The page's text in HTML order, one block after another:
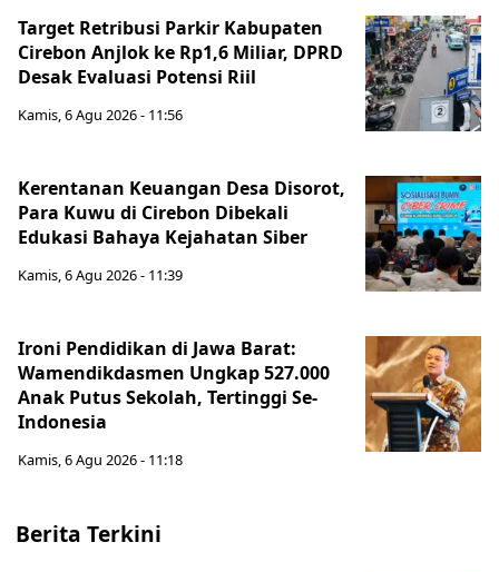
Target Retribusi Parkir Kabupaten
Cirebon Anjlok ke Rp1,6 Miliar, DPRD
Desak Evaluasi Potensi Riil
Kamis, 6 Agu 2026 - 11:56
Kerentanan Keuangan Desa Disorot,
Para Kuwu di Cirebon Dibekali
Edukasi Bahaya Kejahatan Siber
Kamis, 6 Agu 2026 - 11:39
Ironi Pendidikan di Jawa Barat:
Wamendikdasmen Ungkap 527.000
Anak Putus Sekolah, Tertinggi Se-
Indonesia
Kamis, 6 Agu 2026 - 11:18
Berita Terkini